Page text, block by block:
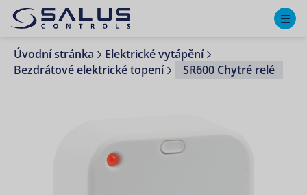
Úvodní stránka
Elektrické vytápění
Bezdrátové elektrické topení
SR600 Chytré relé